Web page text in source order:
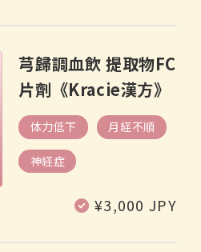
芎歸調血飲 提取物FC
片劑《Kracie漢方》
体力低下 月経不順
神経症
定 ¥3,000 JPY